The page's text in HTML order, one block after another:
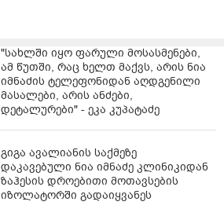
"სახლში იყო ფარული მოსასმენები,
ამ წუთში, რაც ხელთ მაქვს, არის ნია
იმნაძის ტელეფონიდან აღდგენილი
მასალები, არის ანძები,
დეტალურები" - ეკა კუპატაძე
გიგა ავალიანის საქმეზე
დაკავებული ნია იმნაძე კლინიკიდან
ზაჰესის დროებითი მოთავსების
იზოლატორში გადაიყვანეს